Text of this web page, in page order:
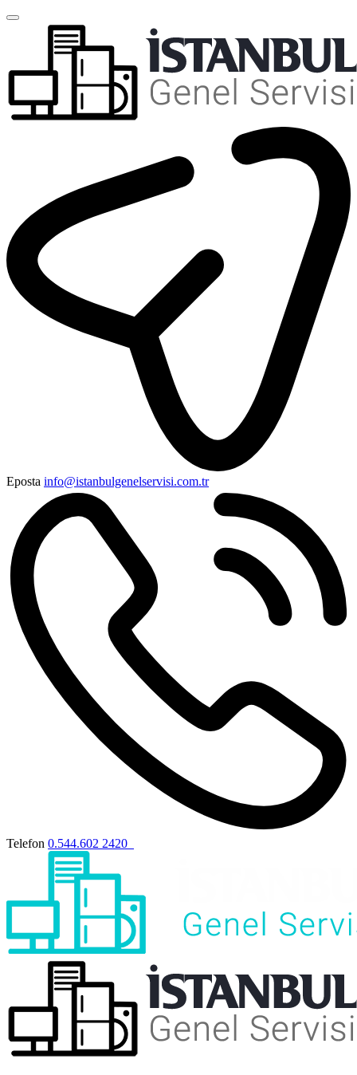
Eposta info@istanbulgenelservisi.com.tr
Telefon 0.544.602 2420